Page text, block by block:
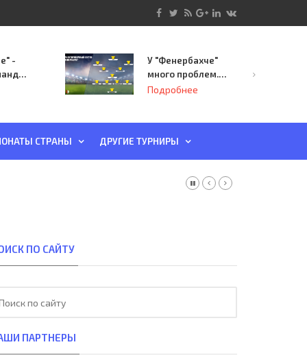
-
У "Фенербахче"
много проблем.
Но он опасен для
Подробнее
СТРАНЫ ДРУГИЕ ТУРНИРЫ
ПО САЙТУ
ПАРТНЕРЫ